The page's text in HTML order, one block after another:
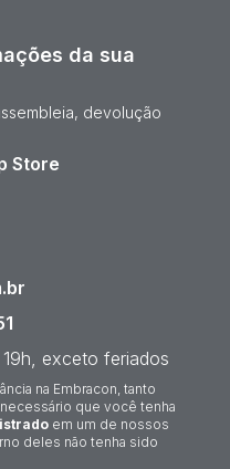
da sua
devolução
Store
exceto feriados
na Embracon, tanto
que você tenha
em um de nossos
deles não tenha sido